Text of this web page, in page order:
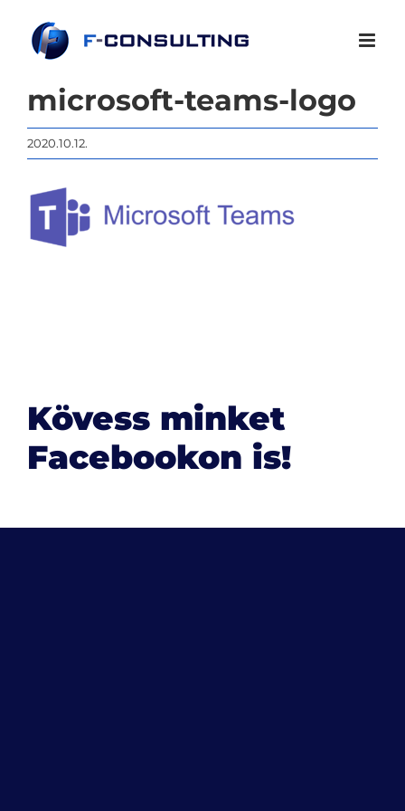
microsoft-teams-logo
2020.10.12.
Kövess minket
Facebookon is!